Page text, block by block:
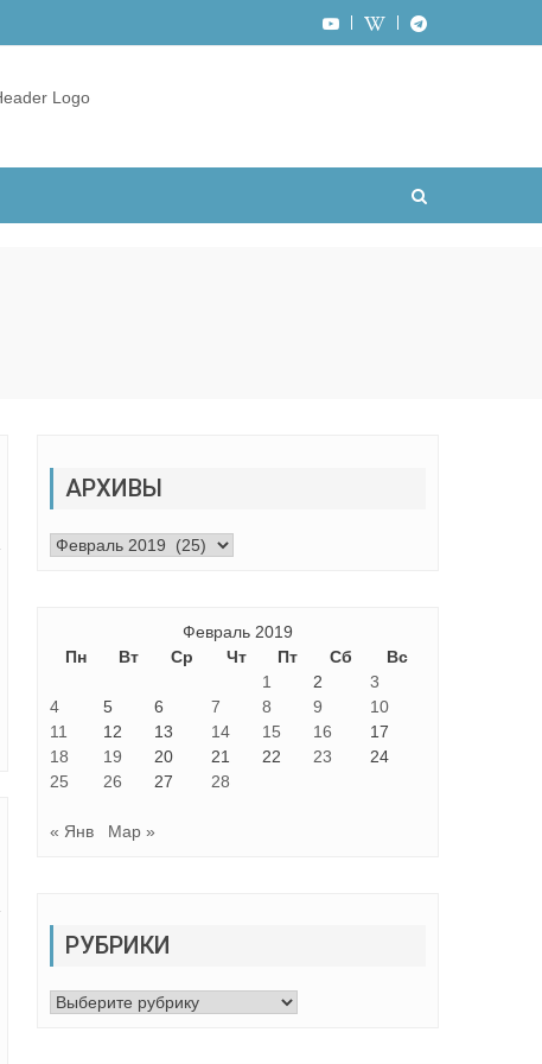
АРХИВЫ
Архивы
Февраль 2019
Пн
Вт Ср Чт Пт Сб
Вс
1
2
3
4
5 6 7 8 9
10
11
12 13 14 15 16
17
18
19 20 21 22 23
24
25
26 27 28
« Янв Мар »
РУБРИКИ
Рубрики